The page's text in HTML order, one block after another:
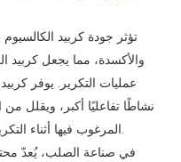
تؤثر جودة كربيد
والأكسدة، مما يجعل كربيد
عمليات التكرير. يوفر
المرغوب فيها أثناء التكرير، مما يعزز كفاءة التكرير وجودة الفولاذ.
في صناعة الصلب، يُعدّ